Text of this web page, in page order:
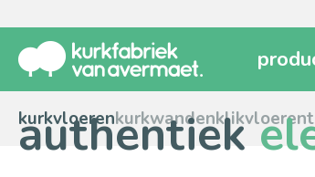
kurkvloerenkurkwandenklikvloeren
authentiek